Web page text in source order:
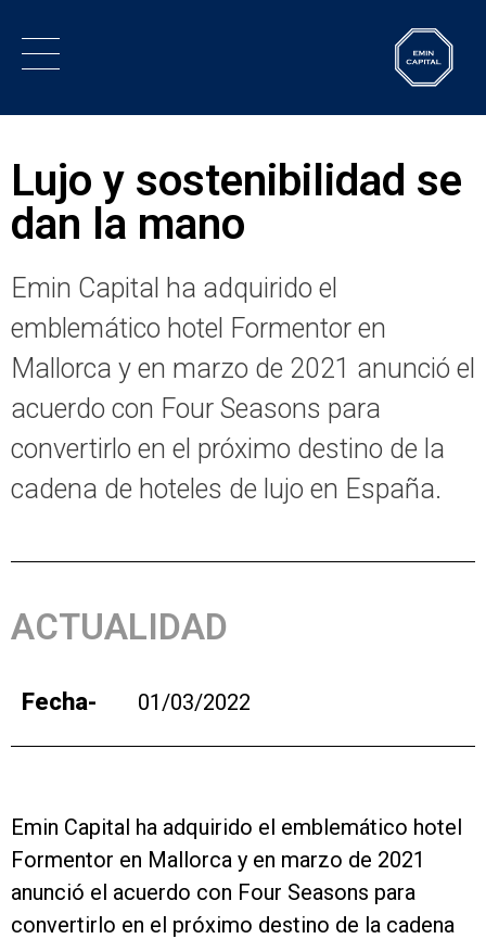
Lujo y sostenibilidad se
dan la mano
Emin Capital ha adquirido el
emblemático hotel Formentor en
Mallorca y en marzo de 2021 anunció el
acuerdo con Four Seasons para
convertirlo en el próximo destino de la
cadena de hoteles de lujo en España.
ACTUALIDAD
Fecha- 01/03/2022
Emin Capital ha adquirido el emblemático hotel
Formentor en Mallorca y en marzo de 2021
anunció el acuerdo con Four Seasons para
convertirlo en el próximo destino de la cadena